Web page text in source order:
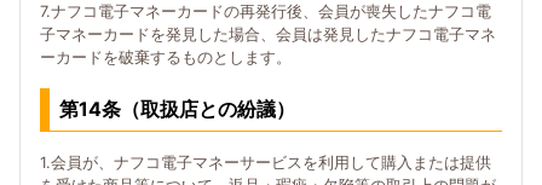
7.ナフコ電子マネーカードの再発行後、会員が喪失したナフコ電
子マネーカードを発見した場合、会員は発見したナフコ電子マネ
ーカードを破棄するものとします。
第14条（取扱店との紛議）
1.会員が、ナフコ電子マネーサービスを利用して購入または提供